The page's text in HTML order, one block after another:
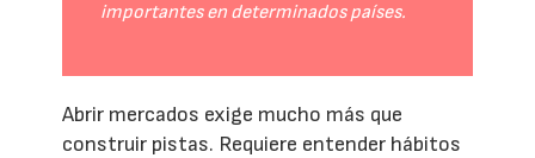
importantes en determinados países.
Abrir mercados exige mucho más que
construir pistas. Requiere entender hábitos